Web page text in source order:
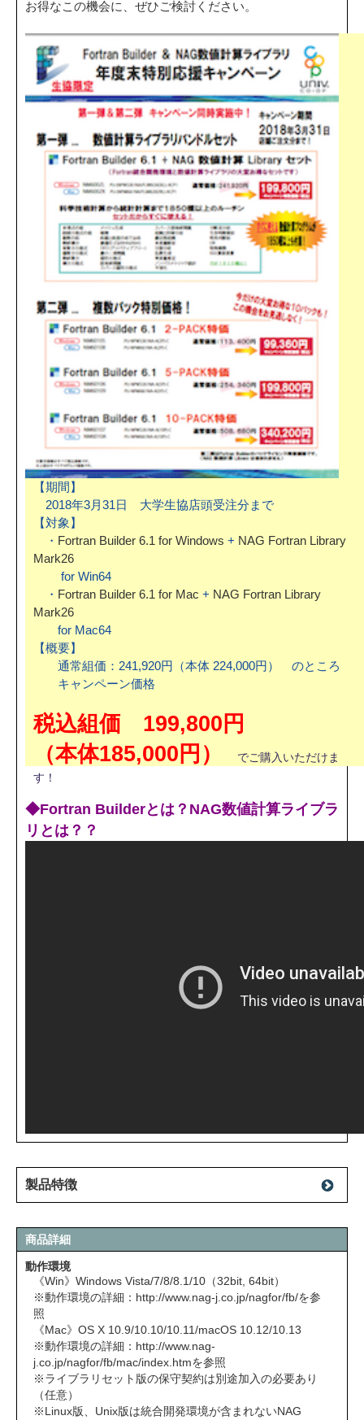
お得なこの機会に、ぜひご検討ください。
【期間】
2018年3月31日 大学生協店頭受注分まで
【対象】
・ Fortran Builder 6.1 for Windows + NAG Fortran Library
Mark26
for Win64
・ Fortran Builder 6.1 for Mac + NAG Fortran Library
Mark26
for Mac64
【概要】
通常組価：241,920円（本体 224,000円） のところ
キャンペーン価格
税込組価 199,800円
（本体185,000円）
でご購入いただけま
す！
◆Fortran Builderとは？NAG数値計算ライブラ
リとは？？
製品特徴
商品詳細
動作環境
《Win》Windows Vista/7/8/8.1/10（32bit, 64bit）
※動作環境の詳細： http://www.nag-j.co.jp/nagfor/fb/を参
照
《Mac》OS X 10.9/10.10/10.11/macOS 10.12/10.13
※動作環境の詳細： http://www.nag-
j.co.jp/nagfor/fb/mac/index.htmを参照
※ライブラリセット版の保守契約は別途加入の必要あり
（任意）
※Linux版、Unix版は統合開発環境が含まれないNAG